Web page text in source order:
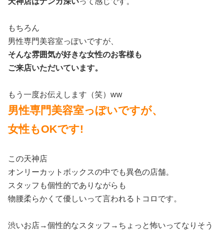
もちろん
男性専門美容室っぽいですが、
そんな雰囲気が好きな女性のお客様も
ご来店いただいています。
もう一度お伝えします（笑）ww
男性専門美容室っぽいですが、
女性もOKです!
この天神店
オンリーカットボックスの中でも異色の店舗。
スタッフも個性的でありながらも
物腰柔らかくて優しいって言われるトコロです。
渋いお店→個性的なスタッフ→ちょっと怖いってなりそう